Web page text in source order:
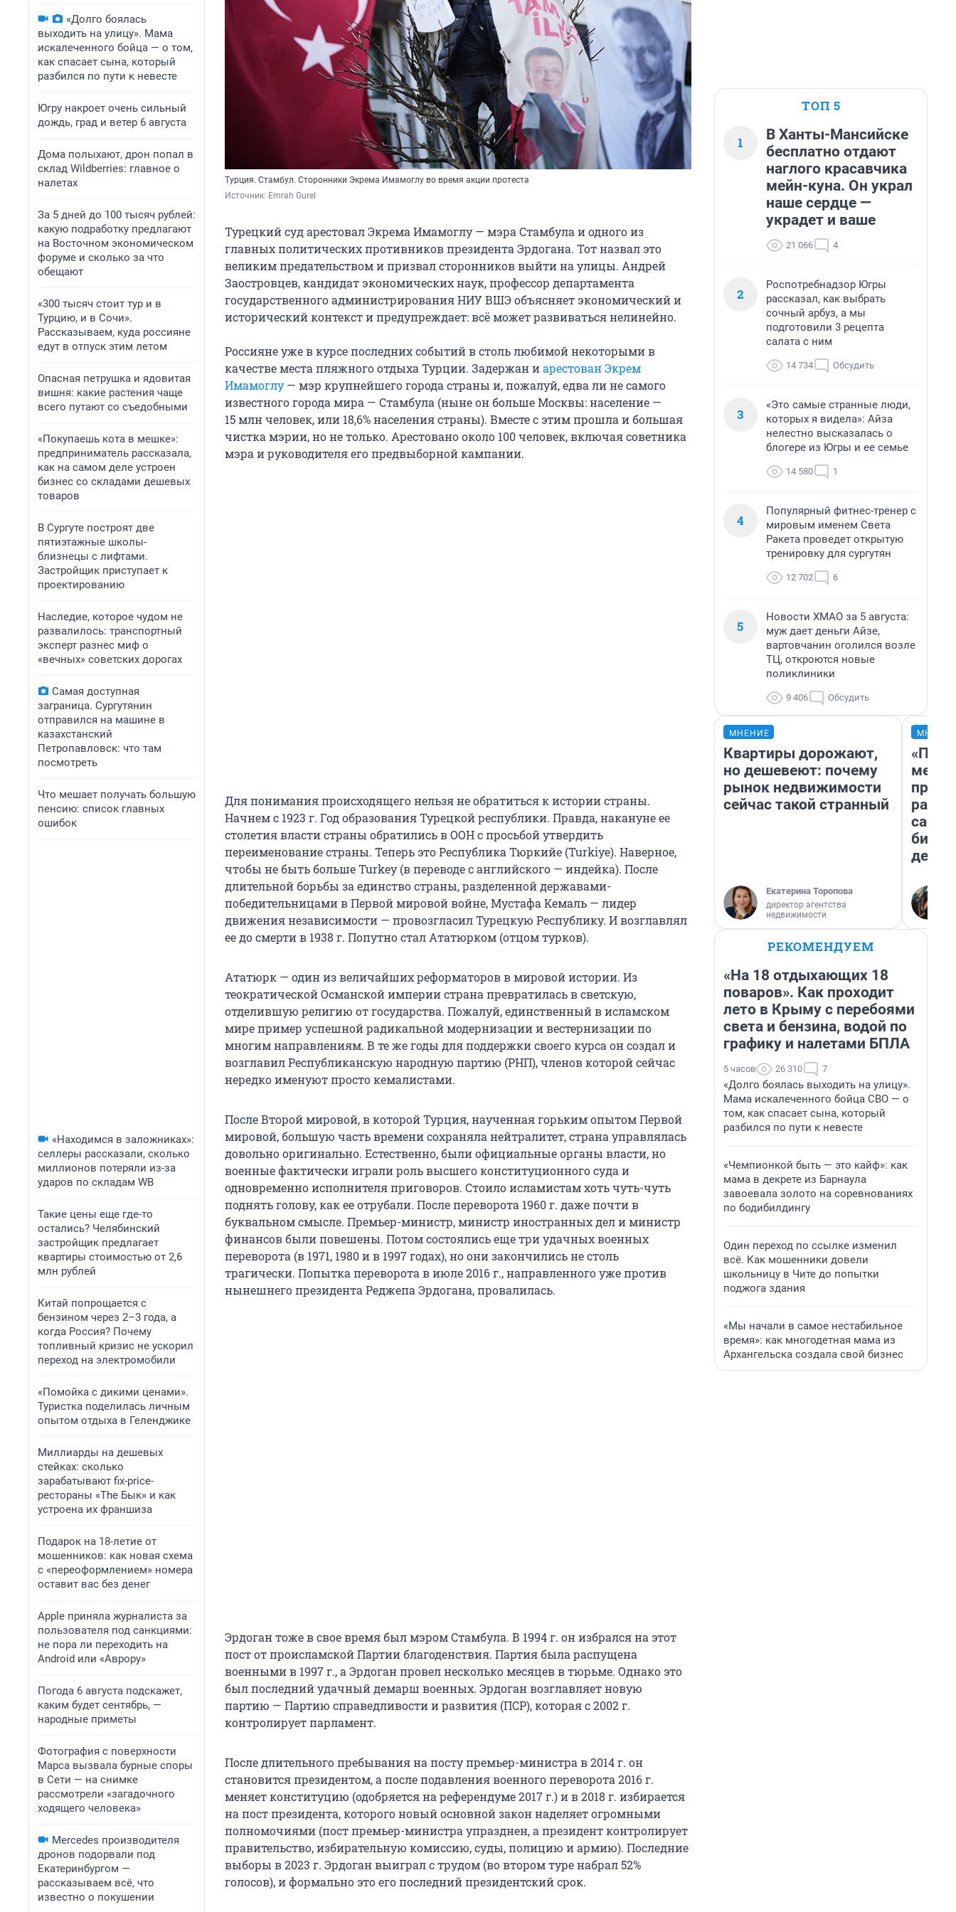
«Долго боялась
выходить на улицу». Мама
искалеченного бойца — о том,
как спасает сына, который
разбился по пути к невесте
Югру накроет очень сильный
дождь, град и ветер 6 августа
Дома полыхают, дрон попал в
склад Wildberries: главное о
налетах
За 5 дней до 100 тысяч рублей:
какую подработку предлагают
на Восточном экономическом
форуме и сколько за что
обещают
«300 тысяч стоит тур и в
Турцию, и в Сочи».
Рассказываем, куда россияне
едут в отпуск этим летом
Опасная петрушка и ядовитая
вишня: какие растения чаще
всего путают со съедобными
«Покупаешь кота в мешке»:
предприниматель рассказала,
как на самом деле устроен
бизнес со складами дешевых
товаров
В Сургуте построят две
пятиэтажные школы-
близнецы с лифтами.
Застройщик приступает к
проектированию
Наследие, которое чудом не
развалилось: транспортный
эксперт разнес миф о
«вечных» советских дорогах
Самая доступная
заграница. Сургутянин
отправился на машине в
казахстанский
Петропавловск: что там
посмотреть
Что мешает получать большую
пенсию: список главных
ошибок
«Находимся в заложниках»:
селлеры рассказали, сколько
миллионов потеряли из-за
ударов по складам WB
Такие цены еще где-то
остались? Челябинский
застройщик предлагает
квартиры стоимостью от 2,6
млн рублей
Китай попрощается с
бензином через 2–3 года, а
когда Россия? Почему
топливный кризис не ускорил
переход на электромобили
«Помойка с дикими ценами».
Туристка поделилась личным
опытом отдыха в Геленджике
Миллиарды на дешевых
стейках: сколько
зарабатывают fix-price-
рестораны «The Бык» и как
устроена их франшиза
Подарок на 18-летие от
мошенников: как новая схема
с «переоформлением» номера
оставит вас без денег
Apple приняла журналиста за
пользователя под санкциями:
не пора ли переходить на
Android или «Аврору»
Погода 6 августа подскажет,
каким будет сентябрь, —
народные приметы
Фотография с поверхности
Марса вызвала бурные споры
в Сети — на снимке
рассмотрели «загадочного
ходящего человека»
Mercedes производителя
дронов подорвали под
Екатеринбургом —
рассказываем всё, что
известно о покушении
Турция. Стамбул. Сторонники Экрема Имамоглу во время акции протеста
Источник: Emrah Gurel
Турецкий суд арестовал Экрема Имамоглу — мэра Стамбула и одного из
главных политических противников президента Эрдогана. Тот назвал это
великим предательством и призвал сторонников выйти на улицы. Андрей
Заостровцев, кандидат экономических наук, профессор департамента
государственного администрирования НИУ ВШЭ объясняет экономический и
исторический контекст и предупреждает: всё может развиваться нелинейно.
Россияне уже в курсе последних событий в столь любимой некоторыми в
качестве места пляжного отдыха Турции. Задержан иарестован Экрем
Имамоглу— мэр крупнейшего города страны и, пожалуй, едва ли не самого
известного города мира — Стамбула (ныне он больше Москвы: население —
15 млн человек, или 18,6% населения страны). Вместе с этим прошла и большая
чистка мэрии, но не только. Арестовано около 100 человек, включая советника
мэра и руководителя его предвыборной кампании.
Для понимания происходящего нельзя не обратиться к истории страны.
Начнем с 1923 г. Год образования Турецкой республики. Правда, накануне ее
столетия власти страны обратились в ООН с просьбой утвердить
переименование страны. Теперь это Республика Тюркийе (Turkiye). Наверное,
чтобы не быть больше Turkey (в переводе с английского — индейка). После
длительной борьбы за единство страны, разделенной державами-
победительницами в Первой мировой войне, Мустафа Кемаль — лидер
движения независимости — провозгласил Турецкую Республику. И возглавлял
ее до смерти в 1938 г. Попутно стал Ататюрком (отцом турков).
Ататюрк — один из величайших реформаторов в мировой истории. Из
теократической Османской империи страна превратилась в светскую,
отделившую религию от государства. Пожалуй, единственный в исламском
мире пример успешной радикальной модернизации и вестернизации по
многим направлениям. В те же годы для поддержки своего курса он создал и
возглавил Республиканскую народную партию (РНП), членов которой сейчас
нередко именуют просто кемалистами.
После Второй мировой, в которой Турция, наученная горьким опытом Первой
мировой, большую часть времени сохраняла нейтралитет, страна управлялась
довольно оригинально. Естественно, были официальные органы власти, но
военные фактически играли роль высшего конституционного суда и
одновременно исполнителя приговоров. Стоило исламистам хоть чуть-чуть
поднять голову, как ее отрубали. После переворота 1960 г. даже почти в
буквальном смысле. Премьер-министр, министр иностранных дел и министр
финансов были повешены. Потом состоялись еще три удачных военных
переворота (в 1971, 1980 и в 1997 годах), но они закончились не столь
трагически. Попытка переворота в июле 2016 г., направленного уже против
нынешнего президента Реджепа Эрдогана, провалилась.
Эрдоган тоже в свое время был мэром Стамбула. В 1994 г. он избрался на этот
пост от происламской Партии благоденствия. Партия была распущена
военными в 1997 г., а Эрдоган провел несколько месяцев в тюрьме. Однако это
был последний удачный демарш военных. Эрдоган возглавляет новую
партию — Партию справедливости и развития (ПСР), которая с 2002 г.
контролирует парламент.
После длительного пребывания на посту премьер-министра в 2014 г. он
становится президентом, а после подавления военного переворота 2016 г.
меняет конституцию (одобряется на референдуме 2017 г.) и в 2018 г. избирается
на пост президента, которого новый основной закон наделяет огромными
полномочиями (пост премьер-министра упразднен, а президент контролирует
правительство, избирательную комиссию, суды, полицию и армию). Последние
выборы в 2023 г. Эрдоган выиграл с трудом (во втором туре набрал 52%
голосов), и формально это его последний президентский срок.
ТОП 5
1
В Ханты-Мансийске
бесплатно отдают
наглого красавчика
мейн-куна. Он украл
наше сердце —
украдет и ваше
21 066 4
2
Роспотребнадзор Югры
рассказал, как выбрать
сочный арбуз, а мы
подготовили 3 рецепта
салата с ним
14 734 Обсудить
3
«Это самые странные люди,
которых я видела»: Айза
нелестно высказалась о
блогере из Югры и ее семье
14 580 1
4
Популярный фитнес-тренер с
мировым именем Света
Ракета проведет открытую
тренировку для сургутян
12 702 6
5
Новости ХМАО за 5 августа:
муж дает деньги Айзе,
вартовчанин оголился возле
ТЦ, откроются новые
поликлиники
9 406 Обсудить
МНЕНИЕ
Квартиры дорожают,
но дешевеют: почему
рынок недвижимости
сейчас такой странный
Екатерина Торопова
директор агентства
недвижимости
РЕКОМЕНДУЕМ
«На 18 отдыхающих 18
поваров». Как проходит
лето в Крыму с перебоями
света и бензина, водой по
графику и налетами БПЛА
5 часов 26 310 7
«Долго боялась выходить на улицу».
Мама искалеченного бойца СВО — о
том, как спасает сына, который
разбился по пути к невесте
«Чемпионкой быть — это кайф»: как
мама в декрете из Барнаула
завоевала золото на соревнованиях
по бодибилдингу
Один переход по ссылке изменил
всё. Как мошенники довели
школьницу в Чите до попытки
поджога здания
«Мы начали в самое нестабильное
время»: как многодетная мама из
Архангельска создала свой бизнес